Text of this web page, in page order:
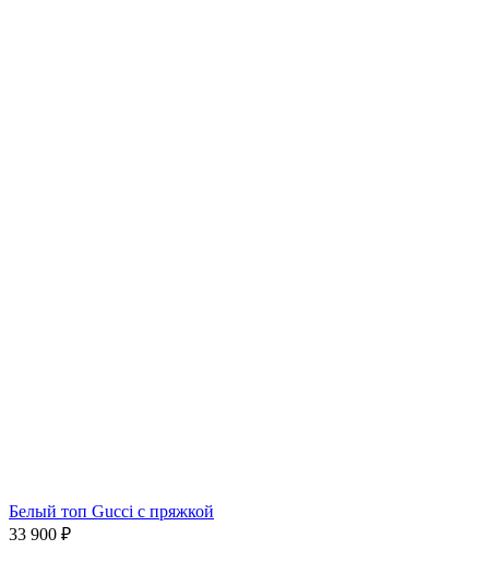
Белый топ Gucci с пряжкой
33 900 ₽